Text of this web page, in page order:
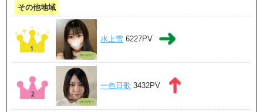
その他地域
水上雪6227PV
一色日歌 3432PV